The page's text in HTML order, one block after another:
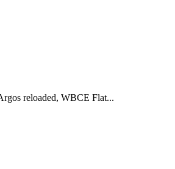
reloaded, WBCE Flat...